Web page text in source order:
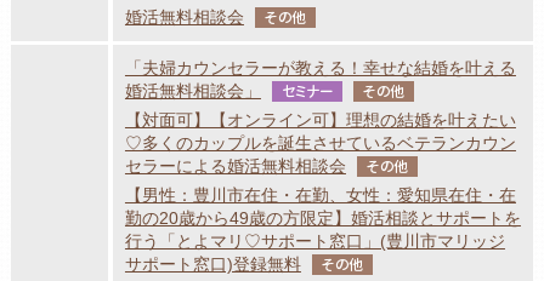
婚活無料相談会 その他
「夫婦カウンセラーが教える！幸せな結婚を叶える
婚活無料相談会」
セミナー その他
【対面可】【オンライン可】理想の結婚を叶えたい
♡多くのカップルを誕生させているベテランカウン
セラーによる婚活無料相談会
その他
【男性：豊川市在住・在勤、女性：愛知県在住・在
勤の20歳から49歳の方限定】婚活相談とサポートを
行う「とよマリ♡サポート窓口」(豊川市マリッジ
サポート窓口)登録無料
その他